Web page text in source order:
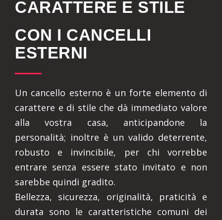
CARATTERE E STILE
CON I CANCELLI
ESTERNI
Un cancello esterno è un forte elemento di
carattere e di stile che dà immediato valore
alla vostra casa, anticipandone la
personalità; inoltre è un valido deterrente,
robusto e invincibile, per chi vorrebbe
entrare senza essere stato invitato e non
sarebbe quindi gradito.
Bellezza, sicurezza, originalità, praticità e
durata sono le caratteristiche comuni dei